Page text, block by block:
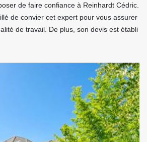
de faire confiance à Reinhardt Cédric.
de convier cet expert pour vous assurer
de travail. De plus, son devis est établi